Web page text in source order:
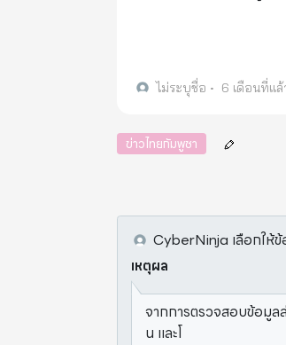
ไม่ระบุชื่อ • 6 เดือนที่แล้
ข่าวไทยกัมพูชา
CyberNinja เลือกให้
เหตุผล
จากการตรวจสอบข้อมูล
น และโ